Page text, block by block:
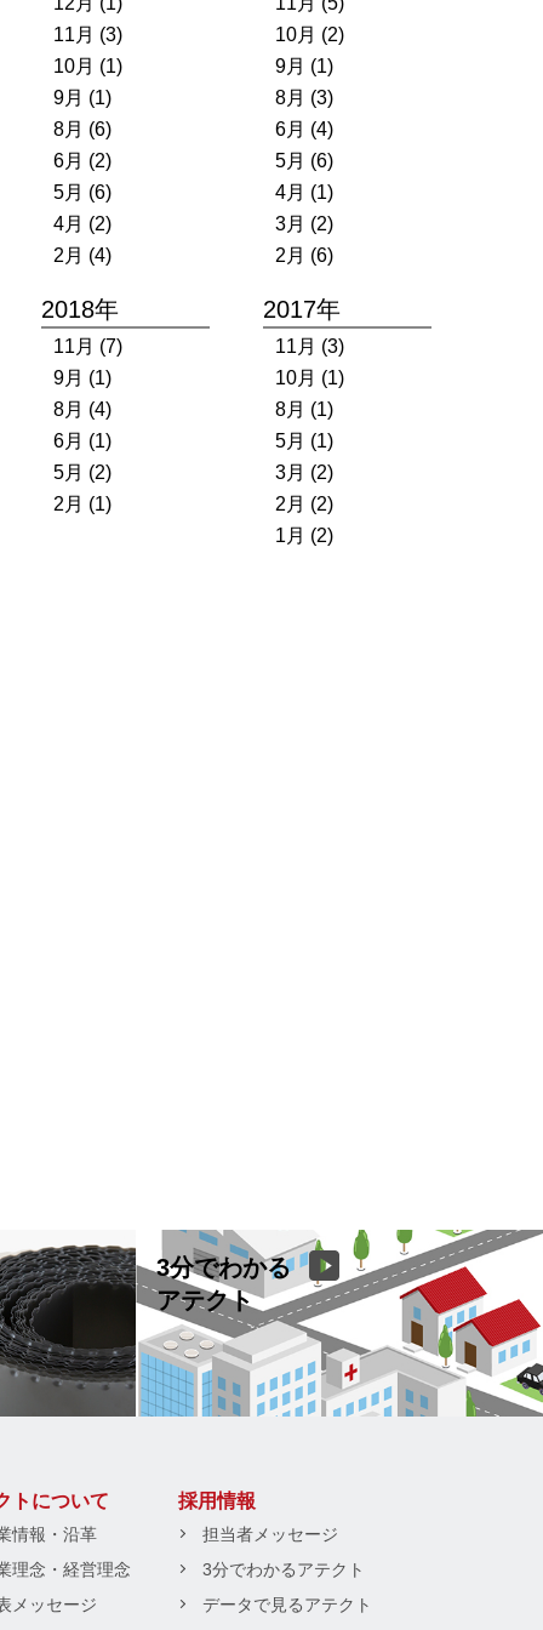
11月 (3)
10月 (1)
9月 (1)
8月 (6)
6月 (2)
5月 (6)
4月 (2)
2月 (4)
10月 (2)
9月 (1)
8月 (3)
6月 (4)
5月 (6)
4月 (1)
3月 (2)
2月 (6)
2018年
11月 (7)
9月 (1)
8月 (4)
6月 (1)
5月 (2)
2月 (1)
2017年
11月 (3)
10月 (1)
8月 (1)
5月 (1)
3月 (2)
2月 (2)
1月 (2)
3分でわかる
アテクト
トについて
情報・沿革
理念・経営理念
メッセージ
採用情報
担当者メッセージ
3分でわかるアテクト
データで見るアテクト